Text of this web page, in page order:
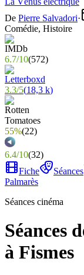
De Pierre Salvadori·
Comédie, Histoire
6.7/10(572)
3.3/5(18,3 k)
55%(22)
6.4/10(32)
Fiche
Séances
Palmarès
Séances cinéma
Séances
à Fismes